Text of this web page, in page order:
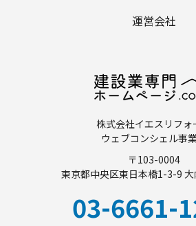
運営会社
株式会社イエスリフォ
ウェブコンシェル事
〒103-0004
東京都中央区東日本橋1-3-9
03-6661-